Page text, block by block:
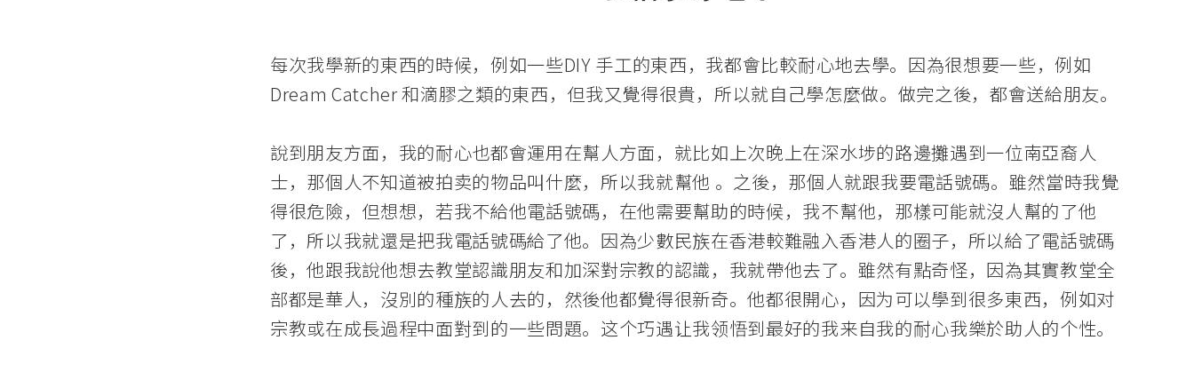
每次我學新的東西的時候，例如一些DIY 手工的東西，我都會比較耐心地去學。因為很想要一些，例如
Dream Catcher 和滴膠之類的東西，但我又覺得很貴，所以就自己學怎麼做。做完之後，都會送給朋友。
說到朋友方面，我的耐心也都會運用在幫人方面，就比如上次晚上在深水埗的路邊攤遇到一位南亞裔人
士，那個人不知道被拍卖的物品叫什麼，所以我就幫他 。之後，那個人就跟我要電話號碼。雖然當時我覺
得很危險，但想想，若我不給他電話號碼，在他需要幫助的時候，我不幫他，那樣可能就沒人幫的了他
了，所以我就還是把我電話號碼給了他。因為少數民族在香港較難融入香港人的圈子，所以給了電話號碼
後，他跟我說他想去教堂認識朋友和加深對宗教的認識，我就帶他去了。雖然有點奇怪，因為其實教堂全
部都是華人，沒別的種族的人去的，然後他都覺得很新奇。他都很開心，因为可以學到很多東西，例如对
宗教或在成長過程中面對到的一些問題。这个巧遇让我领悟到最好的我来自我的耐心我樂於助人的个性。